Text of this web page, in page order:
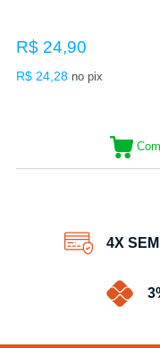
R$ 24,90
R$ 24,28 no pix
4X